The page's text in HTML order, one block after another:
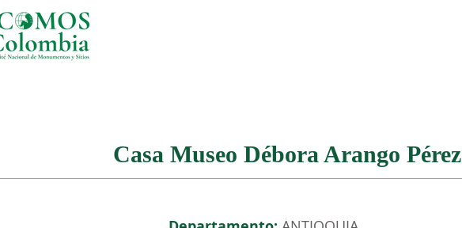
Casa Museo Débora Arango Pérez